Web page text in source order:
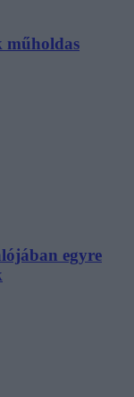
műholdas
egyre